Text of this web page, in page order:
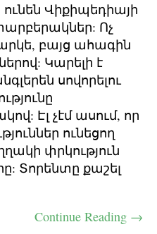
ունեն Վիքիպեդիայի
Ոչ
բայց ահագին
Կարելի է
սովորելու
Էլ չէմ ասում, որ
ունեցող
փրկություն
Տորենտը քաշել
Continue Reading →